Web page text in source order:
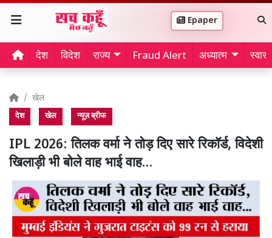
Epaper
देश विदेश राज्य Fraud Alert अध्यात्म
खेल
देश खेल न्यूज़ ब्रीफ
IPL 2026: तिलक वर्मा ने तोड़ दिए सारे रिकॉर्ड, विदेशी
खिलाड़ी भी बोले वाह भाई वाह…